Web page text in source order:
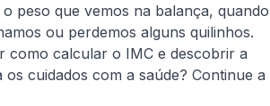
peso que vemos na balança, quando
ou perdemos alguns quilinhos.
como calcular o IMC e descobrir a
cuidados com a saúde? Continue a